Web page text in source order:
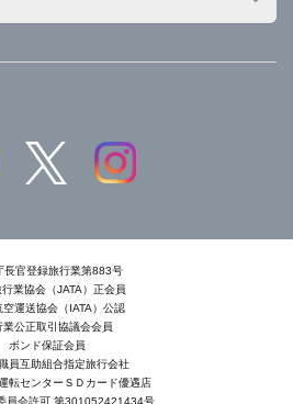
長官登録旅行業第883号
行業協会（JATA）正会員
空運送協会（IATA）公認
業公正取引協議会会員
ボンド保証会員
員互助組合指定旅行会社
転センターＳＤカード優遇店
員会許可 第301052421434号